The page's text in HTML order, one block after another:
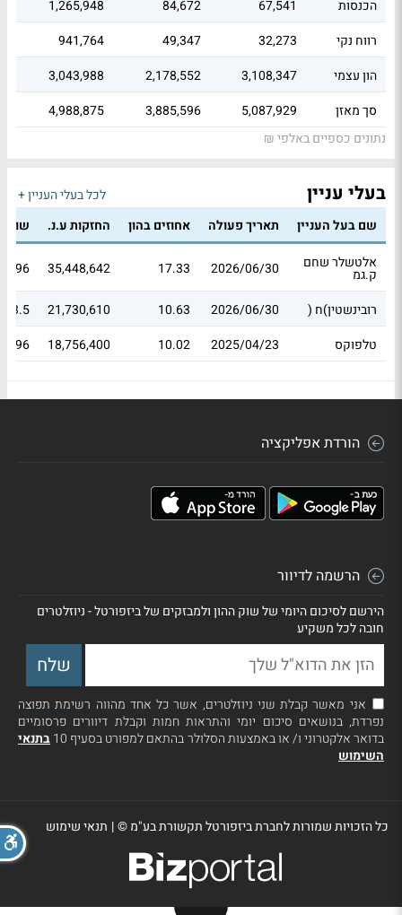
הכנסות
67,541
84,672
1,265,948
רווח נקי
32,273
49,347
941,764
הון עצמי
3,108,347
2,178,552
3,043,988
סך מאזן
5,087,929
3,885,596
4,988,875
נתונים כספיים באלפי ₪
בעלי עניין
לכל בעלי העניין +
שם בעל העניין
תאריך פעולה אחוזים בהון החזקות ע.נ.
אלטשלר שחם
ק.גמ 2026/06/30
17.33
35,448,642
רובינשטין)ח ( 2026/06/30
10.63
21,730,610
טלפוקס
2025/04/23
10.02
18,756,400
הורדת אפליקציה
הרשמה לדיוור
הירשם לסיכום היומי של שוק ההון ולמבזקים של ביזפורטל - ניוזלטרים
חובה לכל משקיע
אני מאשר קבלת שני ניוזלטרים, אשר כל אחד מהווה רשימת תפוצה
נפרדת, בנושאים סיכום יומי והתראות חמות וקבלת דיוורים פרסומיים
בדואר אלקטרוני ו/ או באמצעות הסלולר בהתאם למפורט בסעיף 10
בתנאי
השימוש
כל הזכויות שמורות לחברת ביזפורטל תקשורת בע"מ ©| תנאי שימוש